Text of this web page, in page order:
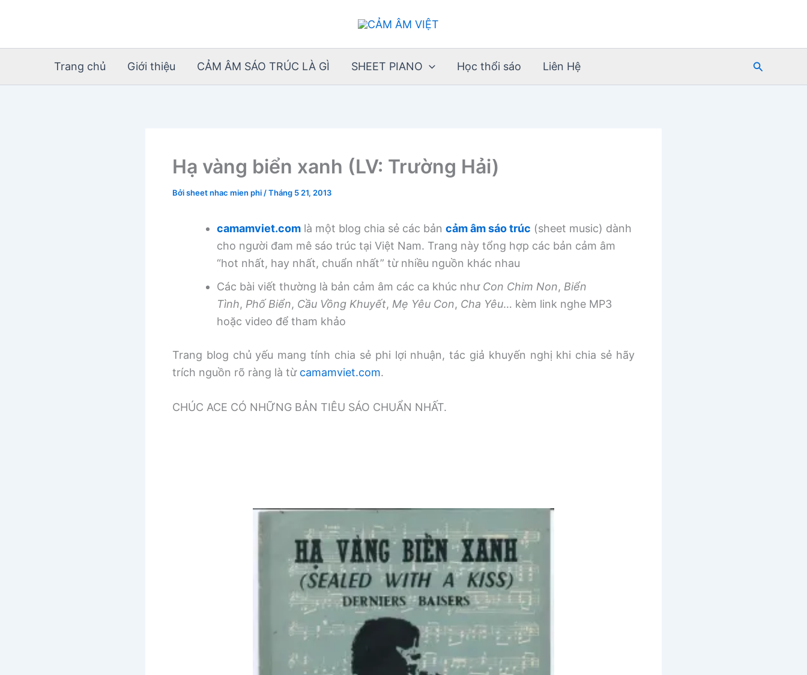
Trang chủ Giới thiệu CẢM ÂM SÁO TRÚC LÀ GÌ SHEET PIANO Học thổi sáo Liên Hệ
Tìm
Hạ vàng biển xanh (LV: Trường Hải)
Bởisheet nhac mien phi /Tháng 5 21, 2013
camamviet.com là một blog chia sẻ các bản cảm âm sáo trúc (sheet music) dành
cho người đam mê sáo trúc tại Việt Nam. Trang này tổng hợp các bản cảm âm
“hot nhất, hay nhất, chuẩn nhất” từ nhiều nguồn khác nhau
Các bài viết thường là bản cảm âm các ca khúc như Con Chim Non, Biển
Tình, Phố Biển, Cầu Vồng Khuyết, Mẹ Yêu Con, Cha Yêu… kèm link nghe MP3
hoặc video để tham khảo
Trang blog chủ yếu mang tính chia sẻ phi lợi nhuận, tác giả khuyến nghị khi chia sẻ hãy
trích nguồn rõ ràng là từ camamviet.com.
CHÚC ACE CÓ NHỮNG BẢN TIÊU SÁO CHUẨN NHẤT.